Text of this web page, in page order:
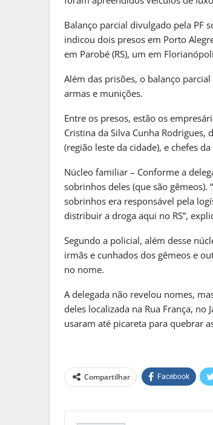
Balanço parcial divulgado pela PF
indicou dois presos em Porto
em Parobé (RS), um em
Além das prisões, o balanço
armas e munições.
Entre os presos, estão os
Cristina da Silva Cunha Rodrigues,
(região leste da cidade), e chefes
Núcleo familiar – Conforme a
sobrinhos deles (que são
sobrinhos era responsável pela
distribuir a droga aqui no RS”,
Segundo a policial, além desse
irmãs e cunhados dos gêmeos e
no nome.
A delegada não revelou nomes,
deles localizada na Rua França,
usaram até picareta para quebrar
Compartilhar Facebook